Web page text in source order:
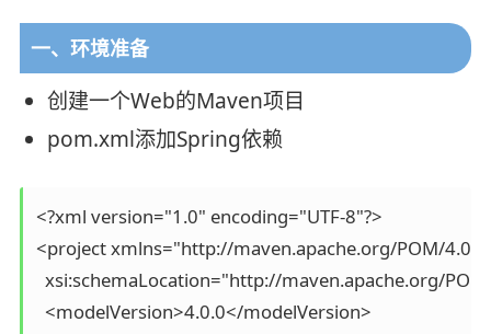
一、环境准备
创建一个Web的Maven项目
pom.xml添加Spring依赖
<?xml version="1.0" encoding="UTF-8"?>
<project xmlns="http://maven.apache.org/POM/
xsi:schemaLocation="http://maven.apache.org/
  <modelVersion>4.0.0</modelVersion>